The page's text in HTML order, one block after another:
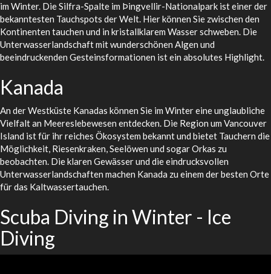
im Winter. Die Silfra-Spalte im Þingvellir-Nationalpark ist einer der
bekanntesten Tauchspots der Welt. Hier können Sie zwischen den
Kontinenten tauchen und in kristallklarem Wasser schweben. Die
Unterwasserlandschaft mit wunderschönen Algen und
beeindruckenden Gesteinsformationen ist ein absolutes Highlight.
Kanada
An der Westküste Kanadas können Sie im Winter eine unglaubliche
Vielfalt an Meereslebewesen entdecken. Die Region um Vancouver
Island ist für ihr reiches Ökosystem bekannt und bietet Tauchern die
Möglichkeit, Riesenkraken, Seelöwen und sogar Orkas zu
beobachten. Die klaren Gewässer und die eindrucksvollen
Unterwasserlandschaften machen Kanada zu einem der besten Orte
für das Kaltwassertauchen.
Scuba Diving in Winter - Ice
Diving